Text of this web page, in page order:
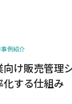
事例紹介
け販売管理
する仕組み